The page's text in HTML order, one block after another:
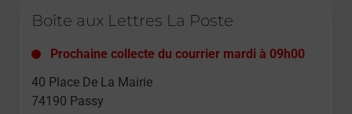
Boîte aux Lettres La Poste
Prochaine collecte du courrier mardi à 09h00
40 Place De La Mairie
74190 Passy